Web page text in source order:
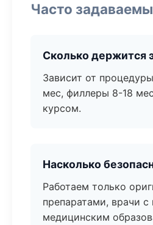
Часто
Сколько держится
Зависит от
мес, филлеры 8-18
курсом.
Насколько
Работаем только
препаратами, врачи
медицинским